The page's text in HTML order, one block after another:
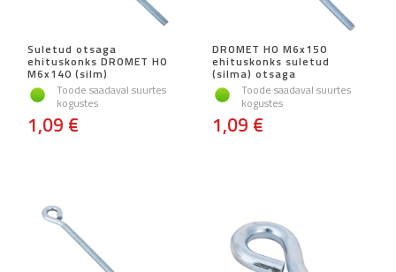
Suletud otsaga
ehituskonks DROMET HO
M6x140 (silm)
Toode saadaval suurtes
kogustes
1,09 €
DROMET HO M6x150
ehituskonks suletud
(silma) otsaga
Toode saadaval suurtes
kogustes
1,09 €